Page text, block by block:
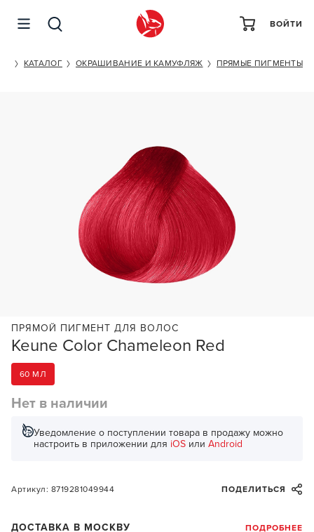
ВОЙТИ
КАТАЛОГ ОКРАШИВАНИЕ И КАМУФЛЯЖ ПРЯМЫЕ ПИГМЕНТЫ
Keune Color Chameleon Red
ПРЯМОЙ ПИГМЕНТ ДЛЯ ВОЛОС
60 МЛ
Нет в наличии
Уведомление о поступлении товара в продажу можно
настроить в приложении для iOS или Android
Артикул: 8719281049944 ПОДЕЛИТЬСЯ
ДОСТАВКА В МОСКВУ ПОДРОБНЕЕ
KEUNE COLOR CHAMELEON RED